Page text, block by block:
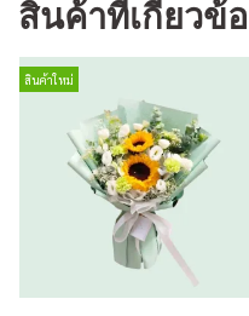
สินค้าที่เกี่ยวข้
สินค้าใหม่